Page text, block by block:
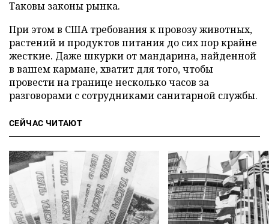
Таковы законы рынка.
При этом в США требования к провозу животных,
растений и продуктов питания до сих пор крайне
жесткие. Даже шкурки от мандарина, найденной
в вашем кармане, хватит для того, чтобы
провести на границе несколько часов за
разговорами с сотрудниками санитарной службы.
СЕЙЧАС ЧИТАЮТ